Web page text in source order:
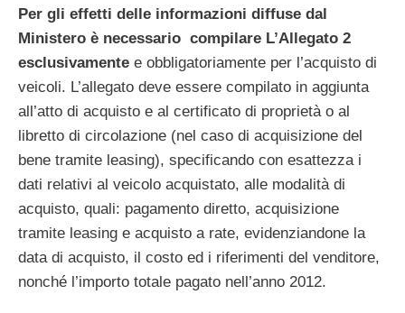
Per gli effetti delle informazioni diffuse dal
Ministero è necessario compilare L’Allegato 2
esclusivamente e obbligatoriamente per l’acquisto di
veicoli. L’allegato deve essere compilato in aggiunta
all’atto di acquisto e al certificato di proprietà o al
libretto di circolazione (nel caso di acquisizione del
bene tramite leasing), specificando con esattezza i
dati relativi al veicolo acquistato, alle modalità di
acquisto, quali: pagamento diretto, acquisizione
tramite leasing e acquisto a rate, evidenziandone la
data di acquisto, il costo ed i riferimenti del venditore,
nonché l’importo totale pagato nell’anno 2012.